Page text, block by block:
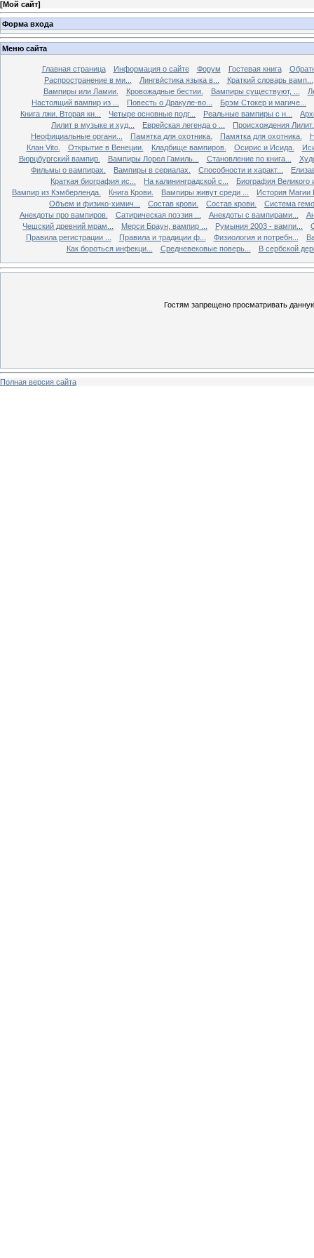
[Мой сайт]
Форма входа
Меню сайта
Главная страница Информация о сайте Форум Гостевая книга
Распространение в ми...
Лингви́стика языка в...
Краткий словарь вамп...
Вампиры или Ламии.
Кровожадные бестии. Вампиры существуют, ...
Настоящий вампир из ...
Повесть о Дракуле-во...
Брэм Стокер и магиче...
Книга лжи. Втоpая кн...
Четыре основные подг... Реальные вампиры с н...
Лилит в музыке и худ...
Еврейская легенда о ...
Происхождения Лилит.
Неофициальные органи...
Памятка для охотника. Памятка для охотника.
Клан Vito.
Открытие в Венеции. Кладбище вампиров. Осирис и Исида.
Вюрцбургский вампир.
Вампиры Лорел Гамиль... Становление по книга...
Фильмы о вампирах.
Вампиры в сериалах. Способности и характ...
Краткая биография ис...
На калининградской с...
Биография Великого
Вампир из Кэмберленда.
Книга Крови. Вампиры живут среди ...
История Магии
Объем и физико-химич...
Состав крови. Состав крови.
Система
Анекдоты про вампиров.
Сатирическая поэзия ... Анекдоты с вампирами...
Чешский древний мрам...
Мерси Браун, вампир ... Румыния 2003 - вампи...
Правила регистрации ...
Правила и традиции ф... Физиология и потребн...
Как бороться инфекци...
Средневековые поверь... В сербской
Гостям запрещено просматривать
Полная версия сайта